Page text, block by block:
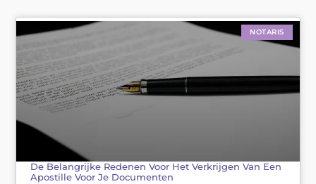
NOTARIS
De Belangrijke Redenen Voor Het Verkrijgen Van Een
Apostille Voor Je Documenten